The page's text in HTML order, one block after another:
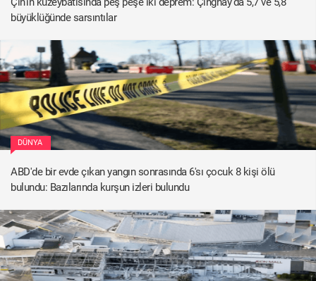
büyüklüğünde sarsıntılar
DÜNYA
ABD'de bir evde çıkan yangın sonrasında 6'sı çocuk 8 kişi ölü
bulundu: Bazılarında kurşun izleri bulundu